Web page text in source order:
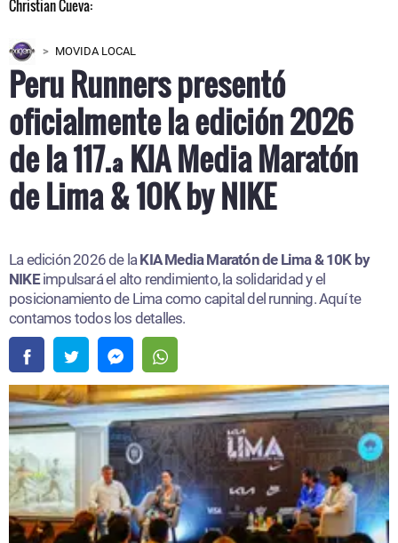
MOVIDA LOCAL
Peru Runners presentó
oficialmente la edición 2026
de la 117.ª KIA Media Maratón
de Lima & 10K by NIKE
La edición 2026 de la KIA Media Maratón de Lima & 10K by
NIKEimpulsará el alto rendimiento, la solidaridad y el
posicionamiento de Lima como capital del running. Aquí te
contamos todos los detalles.